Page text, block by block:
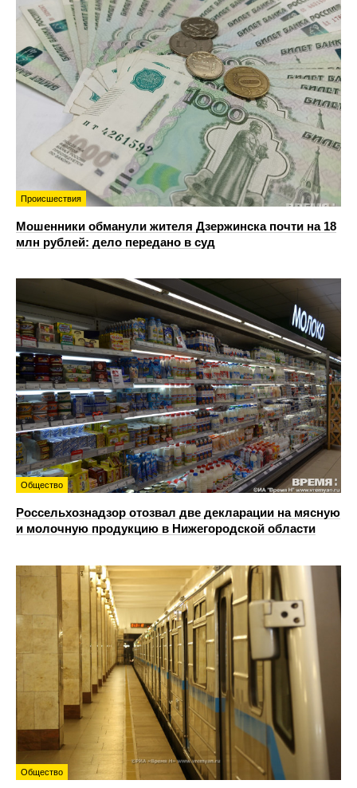
Происшествия
Мошенники обманули жителя Дзержинска почти на 18
млн рублей: дело передано в суд
Общество
Россельхознадзор отозвал две декларации на мясную
и молочную продукцию в Нижегородской области
Общество